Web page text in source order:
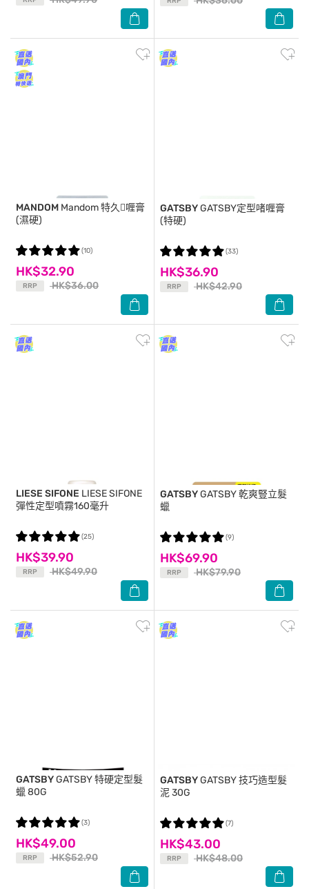
MANDOM Mandom 特久喱膏
(濕硬)
HK$32.90
RRP HK$36.00
(10)
GATSBYGATSBY定型啫喱膏
(特硬)
HK$36.90
RRP HK$42.90
(33)
LIESE SIFONE LIESE SIFONE
彈性定型噴霧160毫升
HK$39.90
RRP HK$49.90
(25)
GATSBYGATSBY 乾爽豎立髮
蠟
HK$69.90
RRP HK$79.90
(9)
GATSBYGATSBY 特硬定型髮
蠟 80G
HK$49.00
RRP HK$52.90
(3)
GATSBYGATSBY 技巧造型髮
泥 30G
HK$43.00
RRP HK$48.00
(7)